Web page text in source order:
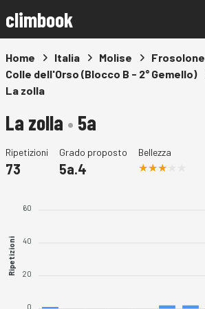
climbook
Home Italia Molise
Frosolone
Colle dell'Orso (Blocco B - 2° Gemello)
La zolla
La zolla • 5a
Ripetizioni
73
Grado proposto
5a.4
Bellezza
60
40
20
0
Ripetizioni